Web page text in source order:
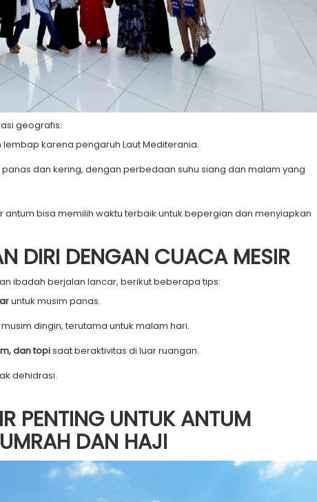
geografis:
lembap karena pengaruh Laut Mediterania.
panas dan kering, dengan perbedaan suhu siang dan malam yang
bisa memilih waktu terbaik untuk bepergian dan menyiapkan
DIRI DENGAN CUACA MESIR
ibadah berjalan lancar, berikut beberapa tips:
untuk musim panas.
dingin, terutama untuk malam hari.
dan topisaat beraktivitas di luar ruangan.
dehidrasi.
PENTING UNTUK ANTUM
DAN HAJI